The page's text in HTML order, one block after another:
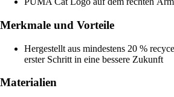
Merkmale und Vorteile
Hergestellt aus mindestens 20 %
erster Schritt in eine bessere Zukunft
Materialien